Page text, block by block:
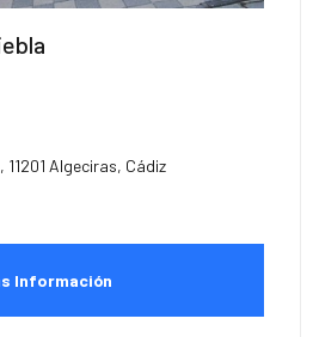
11201 Algeciras, Cádiz
Información